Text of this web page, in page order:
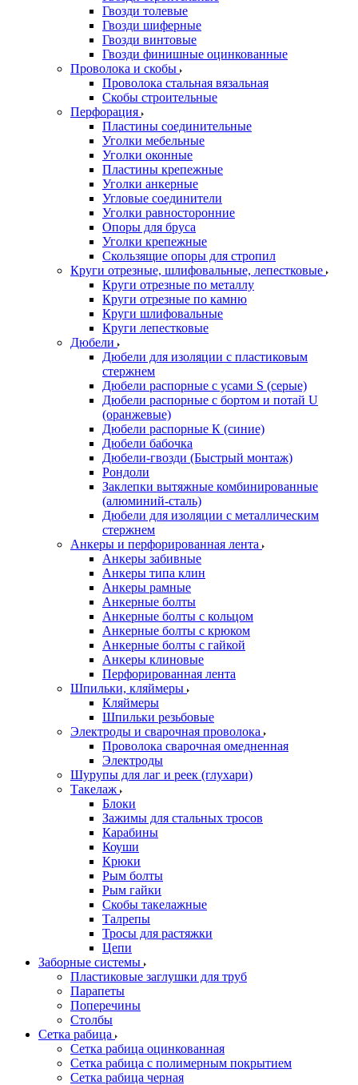
Гвозди толевые
Гвозди шиферные
Гвозди винтовые
Гвозди финишные оцинкованные
Проволока и скобы
Проволока стальная вязальная
Скобы строительные
Перфорация
Пластины соединительные
Уголки мебельные
Уголки оконные
Пластины крепежные
Уголки анкерные
Угловые соединители
Уголки равносторонние
Опоры для бруса
Уголки крепежные
Скользящие опоры для стропил
Круги отрезные, шлифовальные, лепестковые
Круги отрезные по металлу
Круги отрезные по камню
Круги шлифовальные
Круги лепестковые
Дюбели
Дюбели для изоляции с пластиковым
стержнем
Дюбели распорные с усами S (серые)
Дюбели распорные c бортом и потай U
(оранжевые)
Дюбели распорные К (синие)
Дюбели бабочка
Дюбели-гвозди (Быстрый монтаж)
Рондоли
Заклепки вытяжные комбинированные
(алюминий-сталь)
Дюбели для изоляции с металлическим
стержнем
Анкеры и перфорированная лента
Анкеры забивные
Анкеры типа клин
Анкеры рамные
Анкерные болты
Анкерные болты с кольцом
Анкерные болты с крюком
Анкерные болты с гайкой
Анкеры клиновые
Перфорированная лента
Шпильки, кляймеры
Кляймеры
Шпильки резьбовые
Электроды и сварочная проволока
Проволока сварочная омедненная
Электроды
Шурупы для лаг и реек (глухари)
Такелаж
Блоки
Зажимы для стальных тросов
Карабины
Коуши
Крюки
Рым болты
Рым гайки
Скобы такелажные
Талрепы
Тросы для растяжки
Цепи
Заборные системы
Пластиковые заглушки для труб
Парапеты
Поперечины
Столбы
Сетка рабица
Сетка рабица оцинкованная
Сетка рабица с полимерным покрытием
Сетка рабица черная